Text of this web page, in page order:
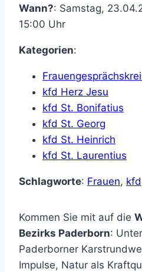
Wann?: Samstag,
15:00 Uhr
Kategorien:
kfd Herz Jesu
kfd St. Bonifatius
kfd St. Georg
kfd St. Heinrich
kfd St. Laurentius
Schlagworte: Frauen, kfd
Kommen Sie mit auf die
Bezirks Paderborn:
Paderborner
Impulse, Natur als